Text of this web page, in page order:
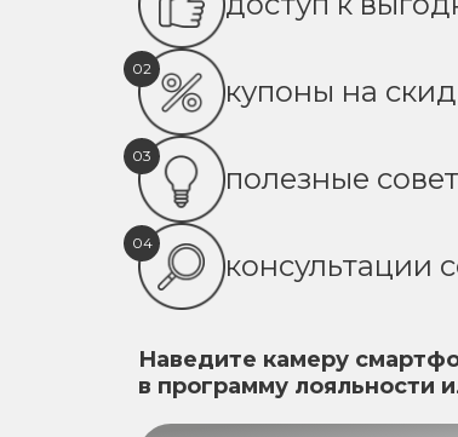
02
купоны на
03
полезные
04
консультации
Наведите камеру
в программу лояльности